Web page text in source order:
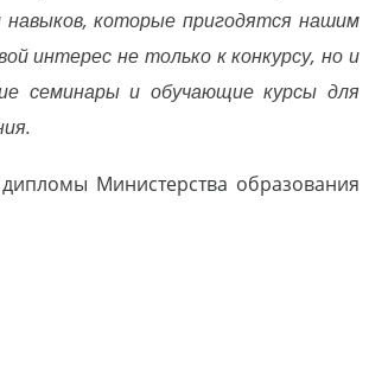
которые пригодятся нашим
интерес не только к конкурсу, но и
семинары и обучающие курсы для
Министерства образования